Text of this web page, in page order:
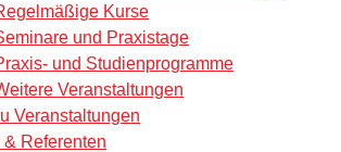
Kurse
und Praxistage
und Studienprogramme
Veranstaltungen
Veranstaltungen
& Referenten